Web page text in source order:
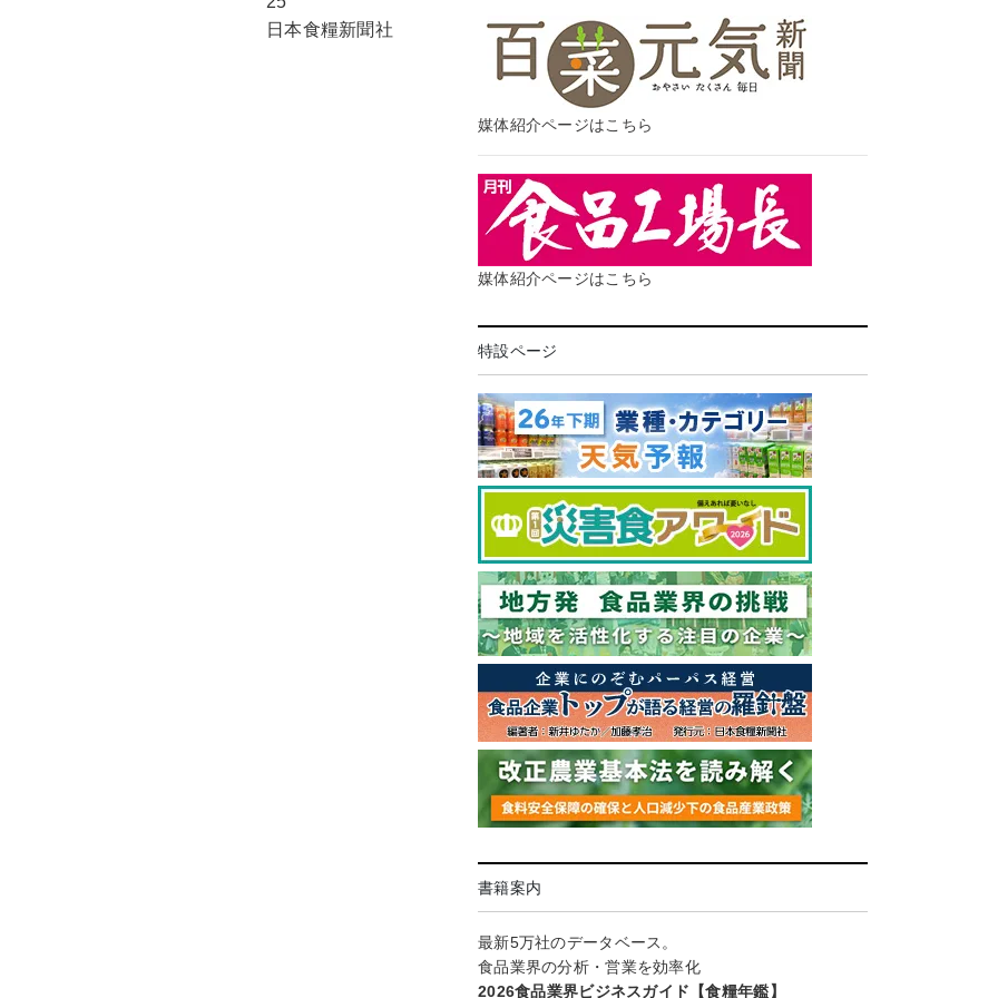
日本食糧新聞社
媒体紹介ページはこちら
媒体紹介ページはこちら
特設ページ
書籍案内
最新5万社のデータベース。
食品業界の分析・営業を効率化
2026食品業界ビジネスガイド【食糧年鑑】